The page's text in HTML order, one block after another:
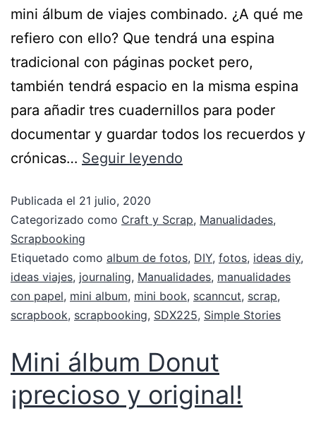
mini álbum de viajes combinado. ¿A qué me
refiero con ello? Que tendrá una espina
tradicional con páginas pocket pero,
también tendrá espacio en la misma espina
para añadir tres cuadernillos para poder
documentar y guardar todos los recuerdos y
crónicas… Seguir leyendo
Publicada el 21 julio, 2020
Categorizado como Craft y Scrap, Manualidades,
Scrapbooking
Etiquetado como album de fotos, DIY, fotos, ideas diy,
ideas viajes, journaling, Manualidades, manualidades
con papel, mini album, mini book, scanncut, scrap,
scrapbook, scrapbooking, SDX225, Simple Stories
Mini álbum Donut
¡precioso y original!